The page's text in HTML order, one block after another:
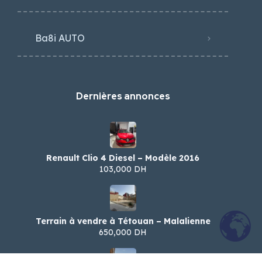
Ba8i AUTO
Dernières annonces
Renault Clio 4 Diesel – Modèle 2016
103,000 DH
Terrain à vendre à Tétouan – Malalienne
650,000 DH